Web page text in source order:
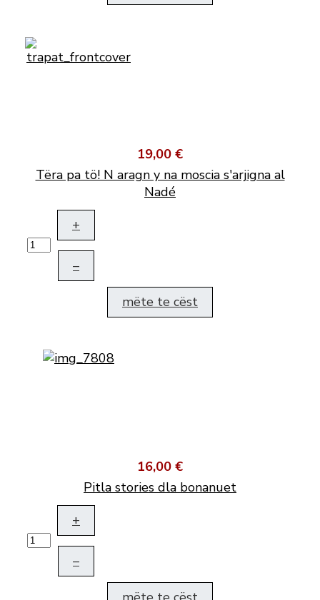
19,00 €
Tëra pa tö! N aragn y na moscia s'arjigna al
Nadé
+
–
mëte te cëst
16,00 €
Pitla stories dla bonanuet
+
–